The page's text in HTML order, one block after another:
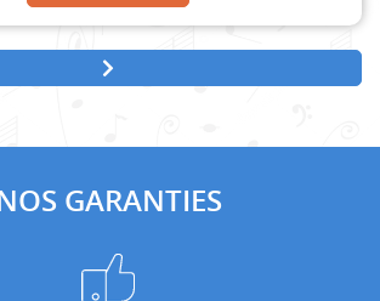
GARANTIES